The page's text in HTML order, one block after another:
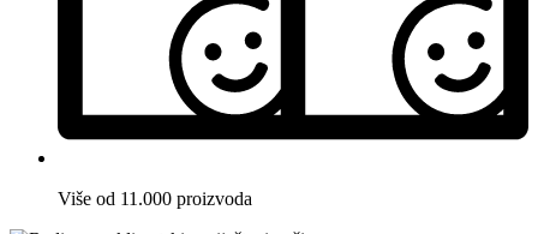
Više od 11.000 proizvoda